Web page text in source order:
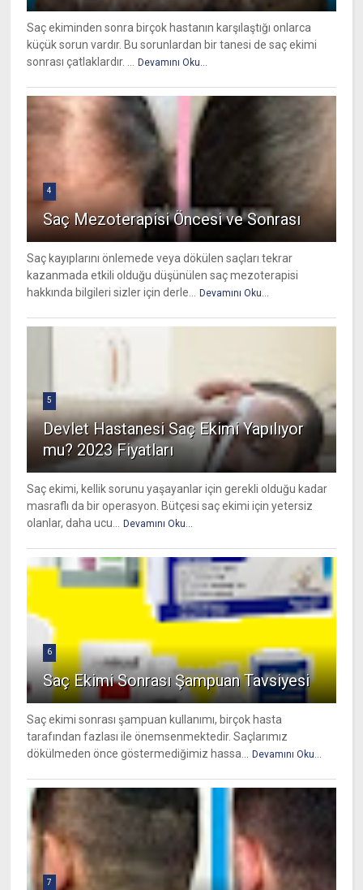
Saç ekiminden sonra birçok hastanın karşılaştığı onlarca
küçük sorun vardır. Bu sorunlardan bir tanesi de saç ekimi
sonrası çatlaklardır. ... Devamını Oku...
4
Saç Mezoterapisi Öncesi ve Sonrası
Saç kayıplarını önlemede veya dökülen saçları tekrar
kazanmada etkili olduğu düşünülen saç mezoterapisi
hakkında bilgileri sizler için derle... Devamını Oku...
5
Devlet Hastanesi Saç Ekimi Yapılıyor
mu? 2023 Fiyatları
Saç ekimi, kellik sorunu yaşayanlar için gerekli olduğu kadar
masraflı da bir operasyon. Bütçesi saç ekimi için yetersiz
olanlar, daha ucu... Devamını Oku...
6
Saç Ekimi Sonrası Şampuan Tavsiyesi
Saç ekimi sonrası şampuan kullanımı, birçok hasta
tarafından fazlası ile önemsenmektedir. Saçlarımız
dökülmeden önce göstermediğimiz hassa... Devamını Oku...
7